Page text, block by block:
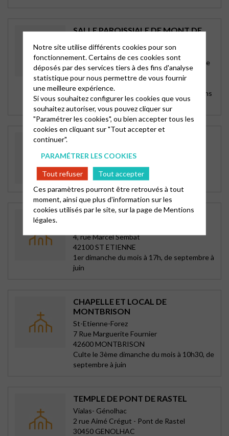
SALLE PAROISSIALE DE MONT DE
Le Pont de Montvert
59 rue du 11 novembre (Ancienne route de
Florac)
48220 LE PONT DE MONTVERT
Culte à 11 h de septembre à Mai (précisions
: https://urls.fr/CgJ18N)
Hameau de La VERNEDE
48400 BEDOUES
Utilisé une fois par an
MAISON DE L’AMITIÉ
4, rue Marcel Sembat
42100 ST ETIENNE
1er dimanche du mois à 17h, de septembre à
juin
CHAPELLE ET LOCAL DE
MONTBRISON
St-Etienne-Forez
7 Rue Marguerite Fournier
42600 MONTBRISON
Culte le 3ème dimanche du mois à 10h30, de
septembre à juin
TEMPLE DE PONT DE RASTEL
Vialas- Génolhac
2 rue Aimé Crégut - Pont de Rastel
30450 GENOLHAC
Notre site utilise différents cookies pour son
fonctionnement. Certains de ces cookies sont
déposés par des services tiers à des fins d'analyse
statistique pour nous permettre de vous fournir
une meilleure expérience.
Si vous souhaitez configurer les cookies que vous
souhaitez autoriser, vous pouvez cliquer sur
"Paramétrer les cookies", ou bien accepter tous les
cookies en cliquant sur "Tout accepter et
continuer".
PARAMÉTRER LES COOKIES
Tout refuser
Tout accepter
Ces paramètres pourront être retrouvés à tout
moment, ainsi que plus d'information sur les
cookies utilisés par le site, sur la page deMentions
légales.